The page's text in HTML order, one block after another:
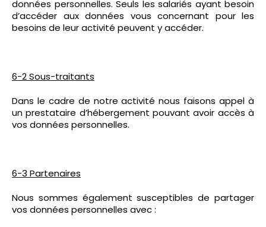
données personnelles. Seuls les salariés ayant besoin
d’accéder aux données vous concernant pour les
besoins de leur activité peuvent y accéder.
6-2 Sous-traitants
Dans le cadre de notre activité nous faisons appel à
un prestataire d’hébergement pouvant avoir accès à
vos données personnelles.
6-3 Partenaires
Nous sommes également susceptibles de partager
vos données personnelles avec :